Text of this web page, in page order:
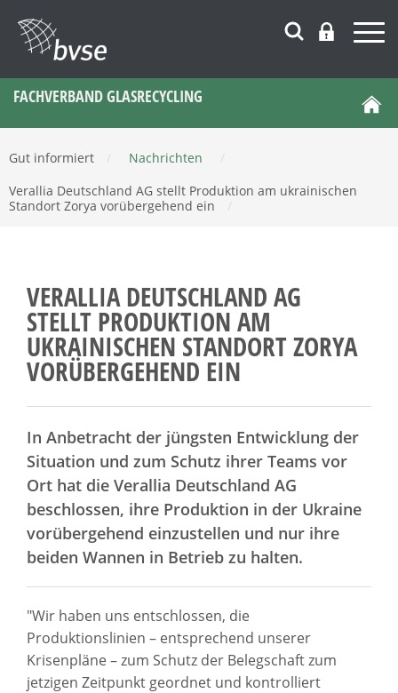
FACHVERBAND GLASRECYCLING
Gut informiert Nachrichten
Verallia Deutschland AG stellt Produktion am ukrainischen
Standort Zorya vorübergehend ein
VERALLIA DEUTSCHLAND AG
STELLT PRODUKTION AM
UKRAINISCHEN STANDORT ZORYA
VORÜBERGEHEND EIN
In Anbetracht der jüngsten Entwicklung der
Situation und zum Schutz ihrer Teams vor
Ort hat die Verallia Deutschland AG
beschlossen, ihre Produktion in der Ukraine
vorübergehend einzustellen und nur ihre
beiden Wannen in Betrieb zu halten.
"Wir haben uns entschlossen, die
Produktionslinien – entsprechend unserer
Krisenpläne – zum Schutz der Belegschaft zum
jetzigen Zeitpunkt geordnet und kontrolliert